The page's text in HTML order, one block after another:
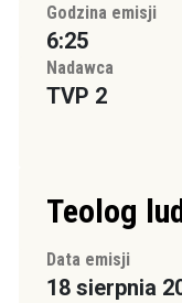
Godzina emisji
6:25
Nadawca
TVP 2
Teolog
Data emisji
18 sierpnia